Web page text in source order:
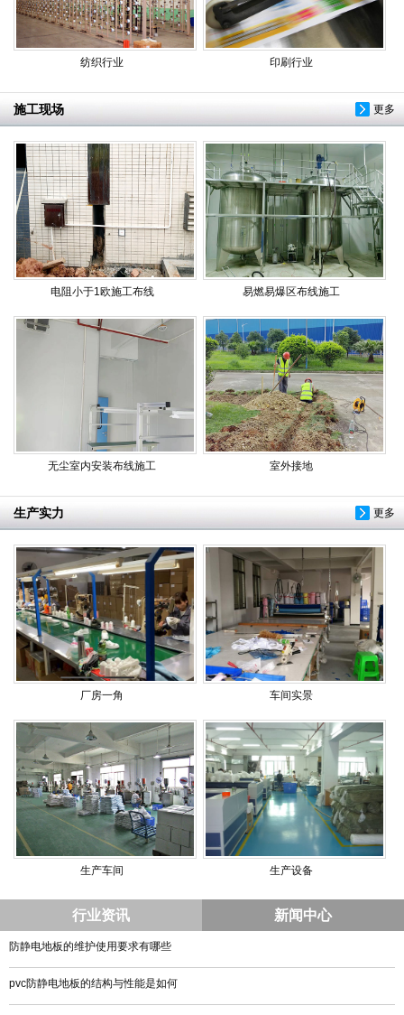
纺织行业 印刷行业
更多
施工现场
电阻小于1欧施工布线 易燃易爆区布线施工
无尘室内安装布线施工 室外接地
更多
生产实力
厂房一角 车间实景
生产车间 生产设备
行业资讯 新闻中心
防静电地板的维护使用要求有哪些
pvc防静电地板的结构与性能是如何